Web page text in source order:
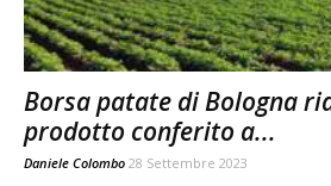
Borsa patate di Bologna
prodotto conferito a...
Daniele Colombo 28 Settembre 2023